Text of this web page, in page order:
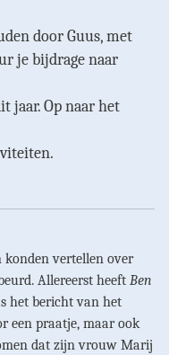
door Guus, met
je bijdrage naar
jaar. Op naar het
konden vertellen over
Allereerst heeftBen
het bericht van het
een praatje, maar ook
dat zijn vrouw Marij